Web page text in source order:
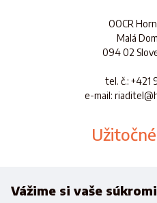
OOCR
Malá
094 02
tel. č.: +421
e-mail:
Vážime si vaše